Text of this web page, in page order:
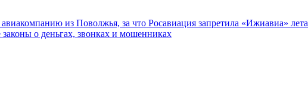
из Поволжья, за что Росавиация запретила «Ижиавиа»
о деньгах, звонках и мошенниках